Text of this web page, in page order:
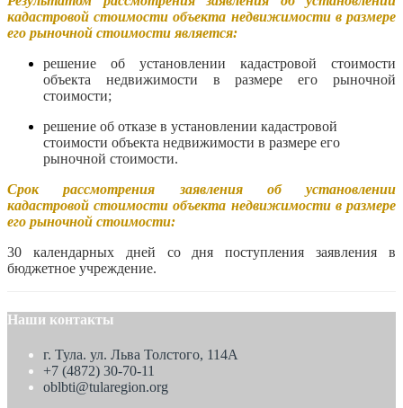
кадастровой стоимости объекта недвижимости в размере
его рыночной стоимости является:
решение об установлении кадастровой стоимости
объекта недвижимости в размере его рыночной
стоимости;
решение об отказе в установлении кадастровой
стоимости объекта недвижимости в размере его
рыночной стоимости.
Срок рассмотрения заявления об установлении
кадастровой стоимости объекта недвижимости в размере
его рыночной стоимости:
30 календарных дней со дня поступления заявления в
бюджетное учреждение.
Наши контакты
г. Тула. ул. Льва Толстого, 114А
+7 (4872) 30-70-11
oblbti@tularegion.org